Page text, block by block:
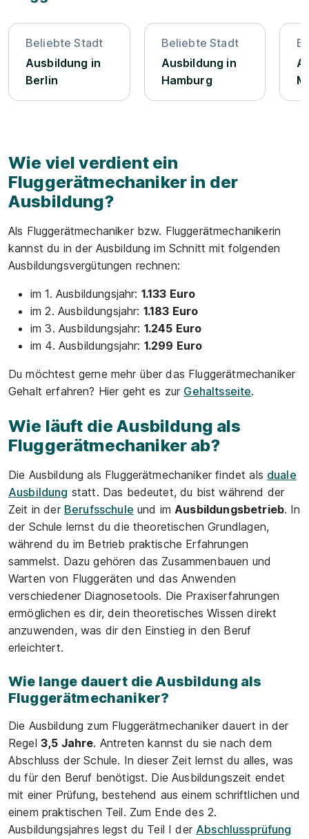
Beliebte Stadt
Ausbildung in
Berlin
Beliebte Stadt
Ausbildung in
Hamburg
Wie viel verdient ein
Fluggerätmechaniker in der
Ausbildung?
Als Fluggerätmechaniker bzw. Fluggerätmechanikerin
kannst du in der Ausbildung im Schnitt mit folgenden
Ausbildungsvergütungen rechnen:
im 1. Ausbildungsjahr: 1.133 Euro
im 2. Ausbildungsjahr: 1.183 Euro
im 3. Ausbildungsjahr: 1.245 Euro
im 4. Ausbildungsjahr: 1.299 Euro
Du möchtest gerne mehr über das Fluggerätmechaniker
Gehalt erfahren? Hier geht es zur Gehaltsseite.
Wie läuft die Ausbildung als
Fluggerätmechaniker ab?
Die Ausbildung als Fluggerätmechaniker findet als duale
Ausbildung statt. Das bedeutet, du bist während der
Zeit in der Berufsschule und imAusbildungsbetrieb. In
der Schule lernst du die theoretischen Grundlagen,
während du im Betrieb praktische Erfahrungen
sammelst. Dazu gehören das Zusammenbauen und
Warten von Fluggeräten und das Anwenden
verschiedener Diagnosetools. Die Praxiserfahrungen
ermöglichen es dir, dein theoretisches Wissen direkt
anzuwenden, was dir den Einstieg in den Beruf
erleichtert.
Wie lange dauert die Ausbildung als
Fluggerätmechaniker?
Die Ausbildung zum Fluggerätmechaniker dauert in der
Regel 3,5 Jahre. Antreten kannst du sie nach dem
Abschluss der Schule. In dieser Zeit lernst du alles, was
du für den Beruf benötigst. Die Ausbildungszeit endet
mit einer Prüfung, bestehend aus einem schriftlichen und
einem praktischen Teil. Zum Ende des 2.
Ausbildungsjahres legst du Teil I der Abschlussprüfung